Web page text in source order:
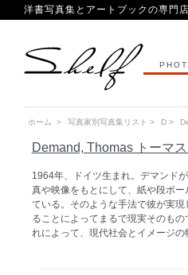
洋書写真集とアートブックの専門店
ホーム > 写真家別写真集リスト > D>
Demand, Thomas トーマ
1964年、ドイツ生まれ。デマンド
真や映像をもとにして、紙や段ボ
ている。そのような手法で彼が実
ることによってまるで現実そのも
れによって、現代社会とイメージ